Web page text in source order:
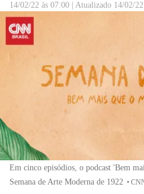
14/02/22 às 07:00
Atualizado 14/02/
Em cinco episódios, o podcast 'Bem
Semana de Arte Moderna de 1922 •